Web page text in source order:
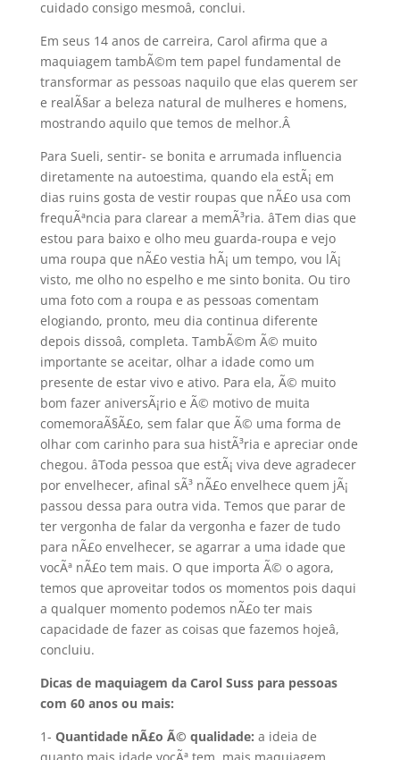
cuidado consigo mesmoâ, conclui.
Em seus 14 anos de carreira, Carol afirma que a
maquiagem tambÃ©m tem papel fundamental de
transformar as pessoas naquilo que elas querem ser
e realÃ§ar a beleza natural de mulheres e homens,
mostrando aquilo que temos de melhor.Â
Para Sueli, sentir- se bonita e arrumada influencia
diretamente na autoestima, quando ela estÃ¡ em
dias ruins gosta de vestir roupas que nÃ£o usa com
frequÃªncia para clarear a memÃ³ria. âTem dias que
estou para baixo e olho meu guarda-roupa e vejo
uma roupa que nÃ£o vestia hÃ¡ um tempo, vou lÃ¡
visto, me olho no espelho e me sinto bonita. Ou tiro
uma foto com a roupa e as pessoas comentam
elogiando, pronto, meu dia continua diferente
depois dissoâ, completa. TambÃ©m Ã© muito
importante se aceitar, olhar a idade como um
presente de estar vivo e ativo. Para ela, Ã© muito
bom fazer aniversÃ¡rio e Ã© motivo de muita
comemoraÃ§Ã£o, sem falar que Ã© uma forma de
olhar com carinho para sua histÃ³ria e apreciar onde
chegou. âToda pessoa que estÃ¡ viva deve agradecer
por envelhecer, afinal sÃ³ nÃ£o envelhece quem jÃ¡
passou dessa para outra vida. Temos que parar de
ter vergonha de falar da vergonha e fazer de tudo
para nÃ£o envelhecer, se agarrar a uma idade que
vocÃª nÃ£o tem mais. O que importa Ã© o agora,
temos que aproveitar todos os momentos pois daqui
a qualquer momento podemos nÃ£o ter mais
capacidade de fazer as coisas que fazemos hojeâ,
concluiu.
Dicas de maquiagem da Carol Suss para pessoas
com 60 anos ou mais:
1- Quantidade nÃ£o Ã© qualidade: a ideia de